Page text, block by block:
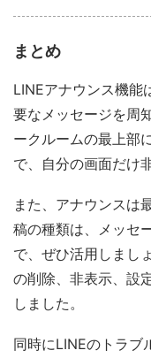
まとめ
LINEアナウンス機能
要なメッセージを周
ークルームの最上部
で、自分の画面だけ
また、アナウンスは
稿の種類は、メッセ
で、ぜひ活用しまし
の削除、非表示、設
しました。
同時にLINEのトラブ